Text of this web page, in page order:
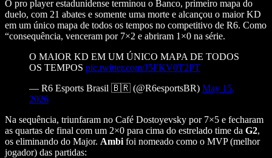
O pro player estadunidense terminou o Banco, primeiro mapa do
duelo, com 21 abates e somente uma morte e alcançou o maior KD
em um único mapa de todos os tempos no competitivo de R6. Como
“consequência, venceram por 7×2 e abriram 1×0 na série.
O MAIOR KD EM UM ÚNICO MAPA DE TODOS
OS TEMPOS pic.twitter.com/J5FKV0T2PT
— R6 Esports Brasil 🇧🇷 (@R6esportsBR) May 15,
2026
Na sequência, triunfaram no Café Dostoyevsky por 7×5 e fecharam
as quartas de final com um 2×0 para cima do estrelado time da G2,
os eliminando do Major. Ambi foi nomeado como o MVP (melhor
jogador) das partidas: